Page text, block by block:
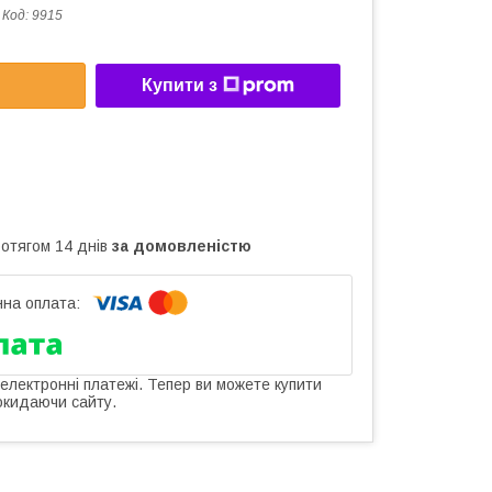
Код: 9915
Купити з
14 днів за домовленістю
платежі. Тепер ви можете купити
сайту.